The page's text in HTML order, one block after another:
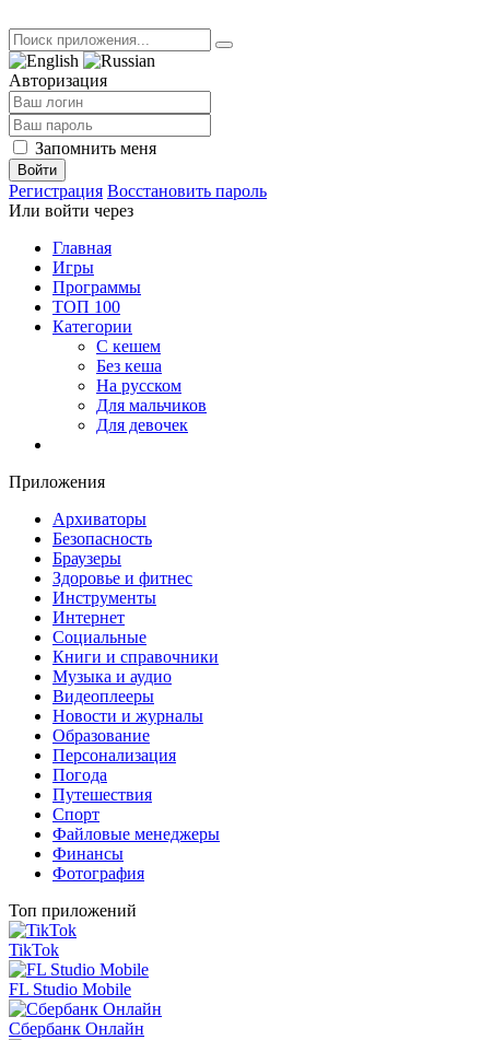
Авторизация
Запомнить меня
Войти
Регистрация Восстановить пароль
Или войти через
Главная
Игры
Программы
ТОП 100
Категории
С кешем
Без кеша
На русском
Для мальчиков
Для девочек
Приложения
Архиваторы
Безопасность
Браузеры
Здоровье и фитнес
Инструменты
Интернет
Социальные
Книги и справочники
Музыка и аудио
Видеоплееры
Новости и журналы
Образование
Персонализация
Погода
Путешествия
Спорт
Файловые менеджеры
Финансы
Фотография
Топ приложений
TikTok
FL Studio Mobile
Сбербанк Онлайн